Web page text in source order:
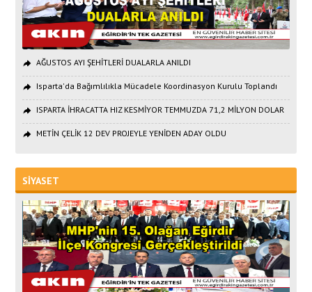
AĞUSTOS AYI ŞEHİTLERİ DUALARLA ANILDI
Isparta'da Bağımlılıkla Mücadele Koordinasyon Kurulu Toplandı
ISPARTA İHRACATTA HIZ KESMİYOR TEMMUZDA 71,2 MİLYON DOLAR
METİN ÇELİK 12 DEV PROJEYLE YENİDEN ADAY OLDU
SİYASET